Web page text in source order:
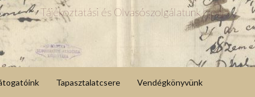
Tájékoztatási és Olvasószolgálatunk blogja
Tapasztalatcsere Vendégkönyvünk